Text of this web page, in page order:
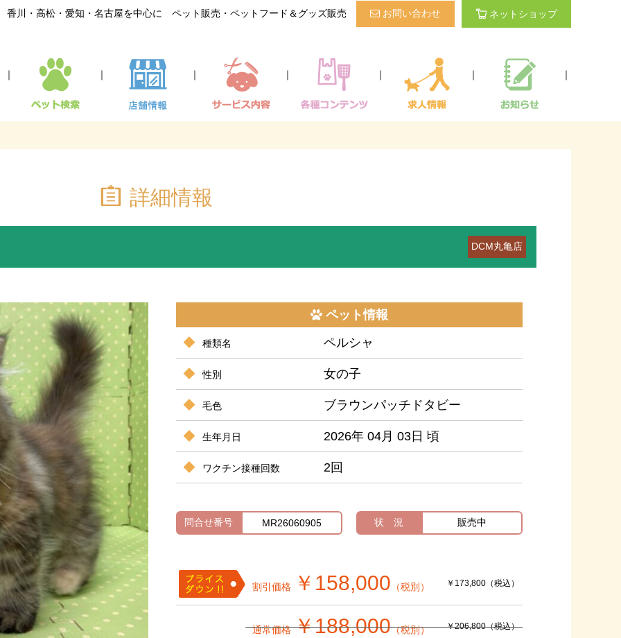
香川・高松・愛知・名古屋を中心に ペット販売・ペットフード＆グッズ販売 お問い合わせ ネットショップ
｜ ｜ ｜ ｜ ｜ ｜ ｜
詳細情報
DCM丸亀店
ペット情報
種類名 ペルシャ
性別 女の子
毛色 ブラウンパッチドタビー
生年月日 2026年 04月 03日 頃
ワクチン接種回数 2回
問合せ番号 MR26060905 状 況 販売中
割引価格 ￥158,000 （税別） ￥173,800（税込）
通常価格￥188,000（税別） ￥206,800（税込）